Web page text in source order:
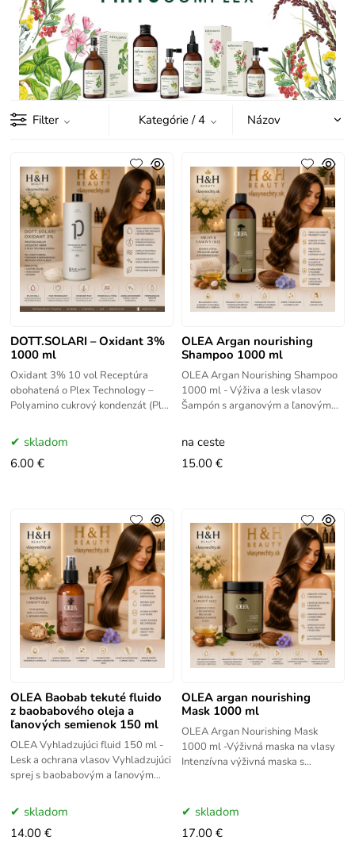
Filter Kategórie / 4
DOTT.SOLARI – Oxidant 3%
1000 ml
Oxidant 3% 10 vol Receptúra ​​
obohatená o Plex Technology –
Polyamino cukrový kondenzát (Plex
hygroskopickým
skladom
6.00 €
OLEA Argan nourishing
Shampoo 1000 ml
OLEA Argan Nourishing Shampoo
1000 ml - Výživa a lesk vlasov
Šampón s arganovým a ľanovým
krepovitých a matných vlasov.
Hebkosť,
na ceste
15.00 €
OLEA Baobab tekuté fluido
z baobabového oleja a
ľanových semienok 150 ml
OLEA Vyhladzujúci fluid 150 ml -
Lesk a ochrana vlasov Vyhladzujúci
sprej s baobabovým a ľanovým
vlasy lesklé a hladké bez
skladom
14.00 €
OLEA argan nourishing
Mask 1000 ml
OLEA Argan Nourishing Mask
1000 ml -Výživná maska na vlasy
Intenzívna výživná maska s
hebkosť a
skladom
17.00 €